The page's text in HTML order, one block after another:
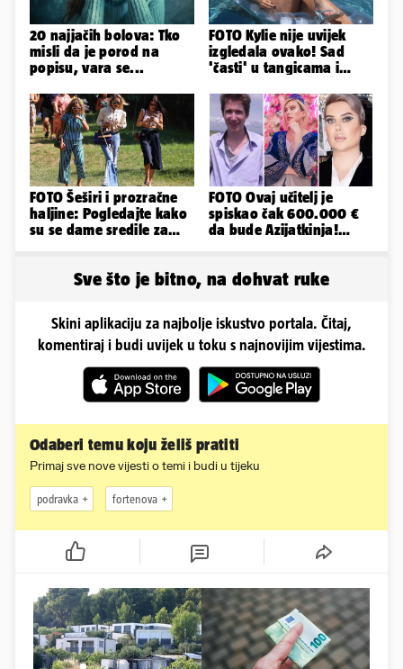
20 najjačih bolova: Tko
misli da je porod na
popisu, vara se...
FOTO Kylie nije uvijek
izgledala ovako! Sad
'časti' u tangicama i
nož'...
FOTO Šeširi i prozračne
haljine: Pogledajte kako
su se dame sredile za
FOTO Ovaj učitelj je
spiskao čak 600.000 €
da bude Azijatkinja!
Sve što je bitno, na dohvat ruke
Skini aplikaciju za najbolje iskustvo portala. Čitaj,
komentiraj i budi uvijek u toku s najnovijim vijestima.
Odaberi temu koju želiš pratiti
Primaj sve nove vijesti o temi i budi u tijeku
podravka fortenova